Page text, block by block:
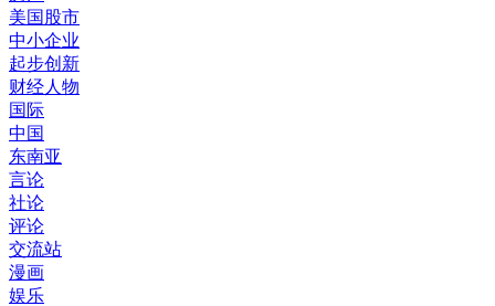
美国股市
中小企业
起步创新
财经人物
国际
中国
东南亚
言论
社论
评论
交流站
漫画
娱乐